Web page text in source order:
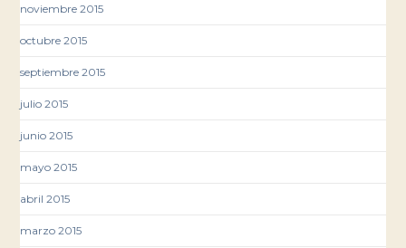
noviembre 2015
octubre 2015
septiembre 2015
julio 2015
junio 2015
mayo 2015
abril 2015
marzo 2015